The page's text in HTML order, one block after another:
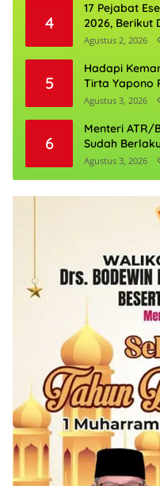
4
17 Pejabat
2026, Berikut
Agustus 2, 2026
5
Hadapi
Tirta Yapono
Agustus 3, 2026
6
Menteri ATR/
Sudah
Agustus 3, 2026